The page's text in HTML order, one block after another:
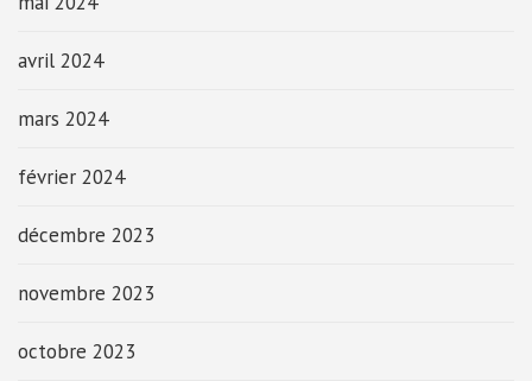
avril 2024
mars 2024
février 2024
décembre 2023
novembre 2023
octobre 2023